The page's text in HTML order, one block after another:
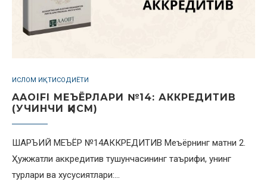
ИСЛОМ ИҚТИСОДИЁТИ
AAOIFI МЕЪЁРЛАРИ №14: АККРЕДИТИВ
(УЧИНЧИ ҚИСМ)
ШАРЪИЙ МЕЪЁР №14АККРЕДИТИВ Меъёрнинг матни 2.
Ҳужжатли аккредитив тушунчасининг таърифи, унинг
турлари ва хусусиятлари:…